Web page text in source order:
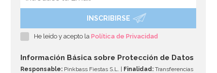
INSCRIBIRSE
He leído y acepto laPolítica de Privacidad
Información Básica sobre Protección de Datos
Responsable: Pinkbass Fiestas S.L. | Finalidad: Transferencias